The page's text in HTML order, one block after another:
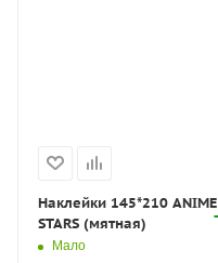
Наклейки 145*210 ANIME
STARS (мятная)
Мало